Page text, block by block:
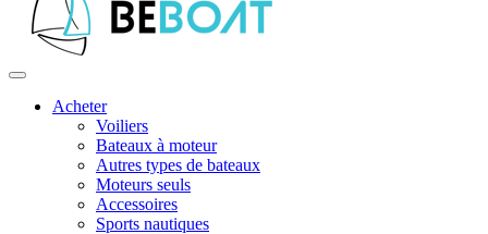
Acheter
Voiliers
Bateaux à moteur
Autres types de bateaux
Moteurs seuls
Accessoires
Sports nautiques